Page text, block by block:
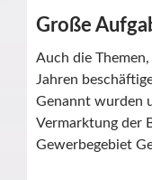
Große
Auch die
Jahren
Genannt wurden
Vermarktung der
Gewerbegebiet